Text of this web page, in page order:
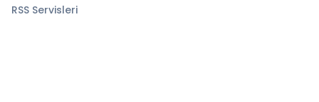
RSS Servisleri